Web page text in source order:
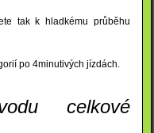
tak k hladkému průběhu
po 4minutivých jízdách.
celkové